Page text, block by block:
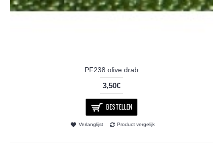
PF238 olive drab
3,50€
BESTELLEN
Verlanglijst Product vergelijk